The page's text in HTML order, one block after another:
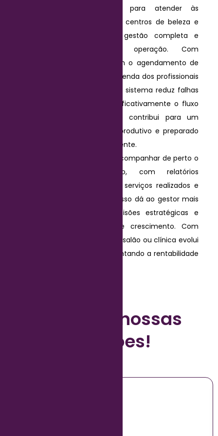
A Mast foi desenvolvida para atender às
necessidades específicas de centros de beleza e
estética, oferecendo uma gestão completa e
integrada de toda a operação. Com
funcionalidades que facilitam o agendamento de
clientes, a organização da agenda dos profissionais
e o controle de comandas, o sistema reduz falhas
operacionais e melhora significativamente o fluxo
de atendimento. Tudo isso contribui para um
ambiente mais organizado, produtivo e preparado
para atender melhor cada cliente.
Além disso, a Mast permite acompanhar de perto o
desempenho do negócio, com relatórios
detalhados de faturamento, serviços realizados e
comissões dos profissionais. Isso dá ao gestor mais
segurança para tomar decisões estratégicas e
identificar oportunidades de crescimento. Com
mais controle e visibilidade, o salão ou clínica evolui
de forma estruturada, aumentando a rentabilidade
Conheça nossas
soluções!